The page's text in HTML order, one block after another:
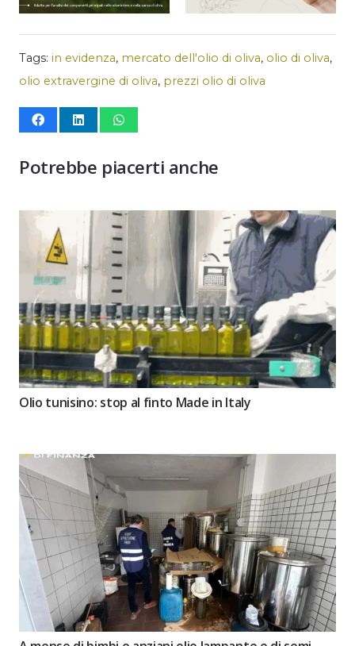
Tags: in evidenza, mercato dell'olio di oliva, olio di oliva,
olio extravergine di oliva, prezzi olio di oliva
Potrebbe piacerti anche
Olio tunisino: stop al finto Made in Italy